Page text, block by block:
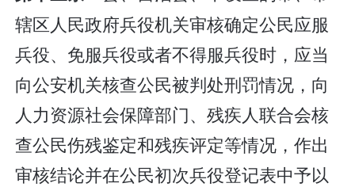
辖区人民政府兵役机关审核确定公民应服
兵役、免服兵役或者不得服兵役时，应当
向公安机关核查公民被判处刑罚情况，向
人力资源社会保障部门、残疾人联合会核
查公民伤残鉴定和残疾评定等情况，作出
审核结论并在公民初次兵役登记表中予以